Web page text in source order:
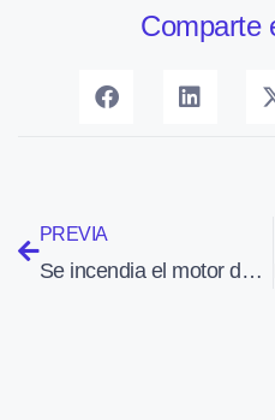
Comparte
PREVIA
Se incendia el motor de un jet cuando se disponía a despegar del aeropuerto de Tel Aviv